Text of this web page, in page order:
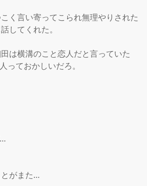
く言い寄ってこられ無理やりされた
してくれた。
は横溝のこと恋人だと言っていた
っておかしいだろ。
がまた…